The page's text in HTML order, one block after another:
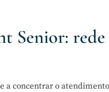
Senior:
concentrar o